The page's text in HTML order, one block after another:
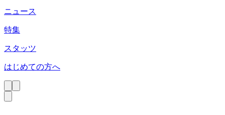
ニュース
特集
スタッツ
はじめての方へ